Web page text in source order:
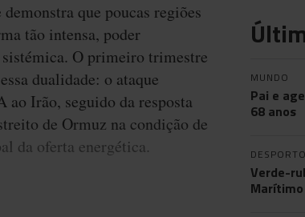
que poucas regiões
tão intensa, poder
O primeiro trimestre
dualidade: o ataque
ao Irão, seguido da resposta
de Ormuz na condição de
da oferta energética.
MUNDO
Pai e
68 anos
DESPORTO
Verde-
Marítimo